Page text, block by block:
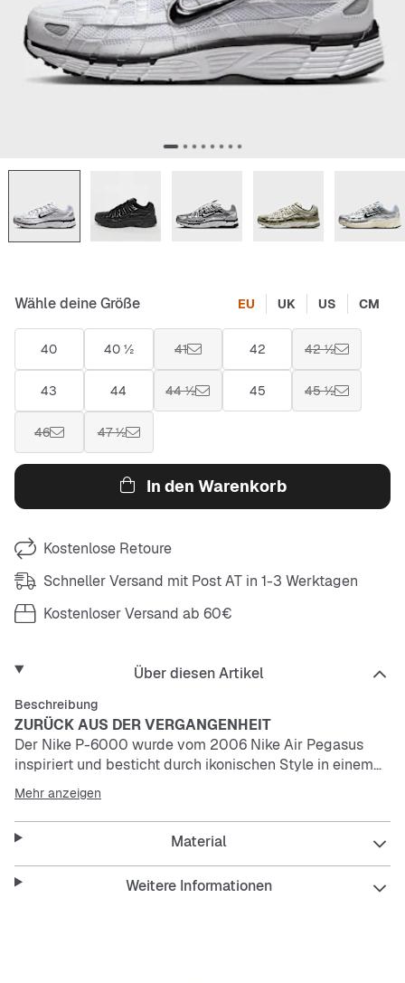
Wähle deine Größe EU UK US CM
40 40 ½ 41 42 42 ½
43 44 44 ½ 45 45 ½
46 47 ½
In den Warenkorb
Kostenlose Retoure
Schneller Versand mit Post AT in 1-3 Werktagen
Kostenloser Versand ab 60€
Über diesen Artikel
Beschreibung
ZURÜCK AUS DER VERGANGENHEIT
Der Nike P-6000 wurde vom 2006 Nike Air Pegasus
inspiriert und besticht durch ikonischen Style in einem
atmungsaktiven, bequemen Design, das an die frühen
2000er Jahre erinnert.
Substanz trifft auf Style
Atmungsaktives Mesh mit Überzügen aus echtem Leder
und Kunstleder verleiht dir den Lauflook der 2000er
Mehr anzeigen
Material
Weitere Informationen